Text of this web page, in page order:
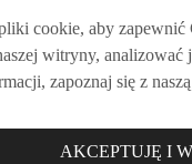
cookie, aby zapewnić
witryny,
zapoznaj się z naszą
AKCEPTUJĘ I